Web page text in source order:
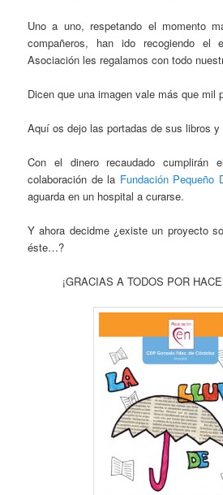
Uno a uno, respetando el momento
compañeros, han ido recogiendo el
Asociación les regalamos con todo
Dicen que una imagen vale más que mil
Aquí os dejo las portadas de sus libros
Con el dinero recaudado cumplirán
colaboración de la Fundación Pequeño
aguarda en un hospital a curarse.
Y ahora decidme ¿existe un proyecto
éste…?
¡GRACIAS A TODOS POR